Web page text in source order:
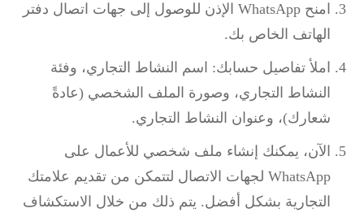
امنح WhatsApp الإذن للوصول إلى جهات اتصال دفتر
الهاتف الخاص بك.
املأ تفاصيل حسابك: اسم النشاط التجاري، وفئة
النشاط التجاري، وصورة الملف الشخصي (عادةً
شعارك)، وعنوان النشاط التجاري.
الآن، يمكنك إنشاء ملف شخصي للأعمال على
WhatsApp لجهات الاتصال لتتمكن من تقديم علامتك
التجارية بشكل أفضل. يتم ذلك من خلال الاستكشاف